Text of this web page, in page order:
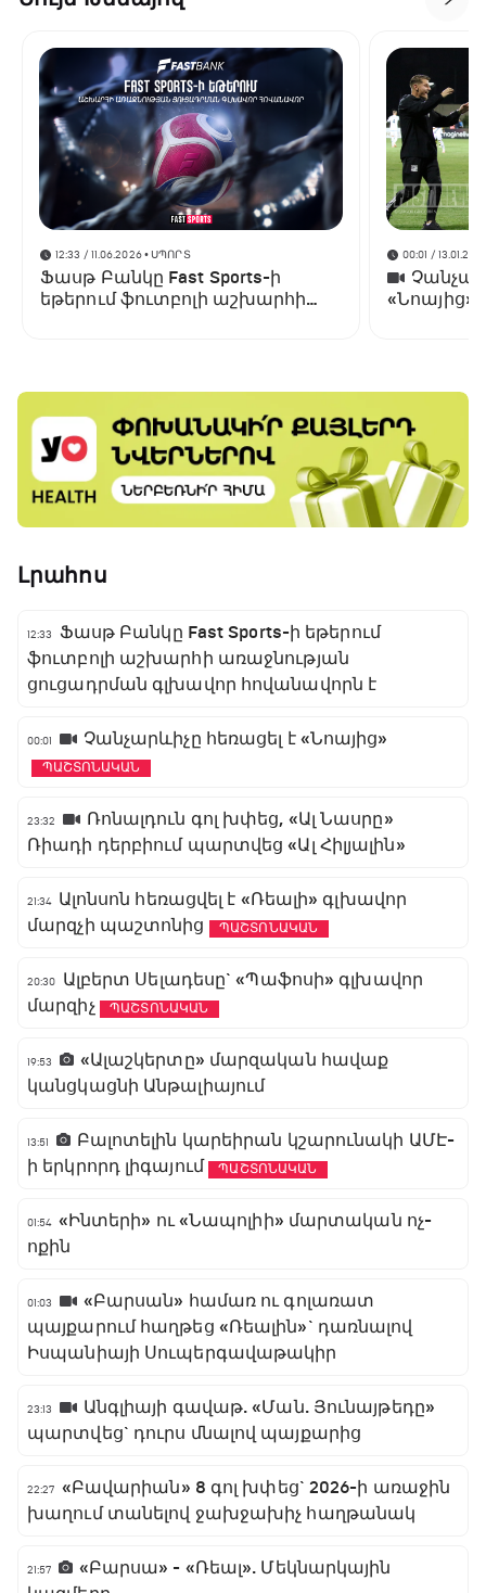
12:33 / 11.06.2026• ՍՊՈՐՏ
Ֆասթ Բանկը Fast Sports-ի
եթերում ֆուտբոլի աշխարհի
00:01 /
«Նոայից»
Լրահոս
12:33
Ֆասթ Բանկը Fast Sports-ի եթերում
ֆուտբոլի աշխարհի առաջնության
ցուցադրման գլխավոր հովանավորն է
00:01 Չանչարևիչը հեռացել է «Նոայից»
ՊԱՇՏՈՆԱԿԱՆ
23:32
Ռոնալդուն գոլ խփեց, «Ալ Նասրը»
Ռիադի դերբիում պարտվեց «Ալ Հիլյալին»
21:34 Ալոնսոն հեռացվել է «Ռեալի» գլխավոր
մարզչի պաշտոնից
ՊԱՇՏՈՆԱԿԱՆ
20:30
Ալբերտ Սելադեսը` «Պաֆոսի» գլխավոր
մարզիչ
ՊԱՇՏՈՆԱԿԱՆ
19:53
«Ալաշկերտը» մարզական հավաք
կանցկացնի Անթալիայում
13:51
Բալոտելին կարեիրան կշարունակի ԱՄԷ-
ի երկրորդ լիգայում
ՊԱՇՏՈՆԱԿԱՆ
01:54 «Ինտերի» ու «Նապոլիի» մարտական ոչ-
ոքին
01:03
«Բարսան» համառ ու գոլառատ
պայքարում հաղթեց «Ռեալին»` դառնալով
Իսպանիայի Սուպերգավաթակիր
23:13
Անգլիայի գավաթ. «Ման. Յունայթեդը»
պարտվեց` դուրս մնալով պայքարից
22:27 «Բավարիան» 8 գոլ խփեց` 2026-ի առաջին
խաղում տանելով ջախջախիչ հաղթանակ
21:57
«Բարսա» - «Ռեալ». Մեկնարկային